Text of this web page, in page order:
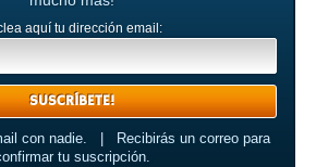
aquí tu dirección email:
con nadie. | Recibirás un correo para
tu suscripción.